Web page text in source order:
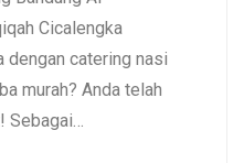
Cicalengka
dengan catering nasi
murah? Anda telah
Sebagai…